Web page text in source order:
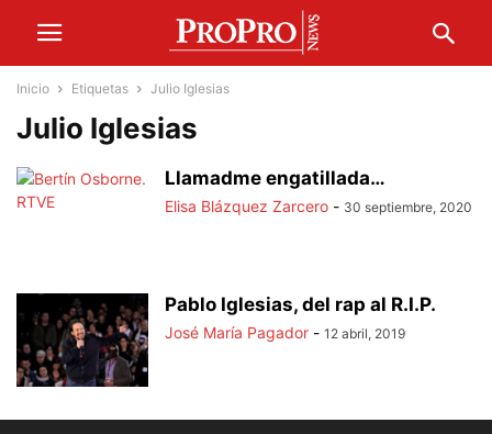
Inicio Etiquetas Julio Iglesias
Julio Iglesias
Llamadme engatillada…
Elisa Blázquez Zarcero - 30 septiembre, 2020
Pablo Iglesias, del rap al R.I.P.
José María Pagador - 12 abril, 2019